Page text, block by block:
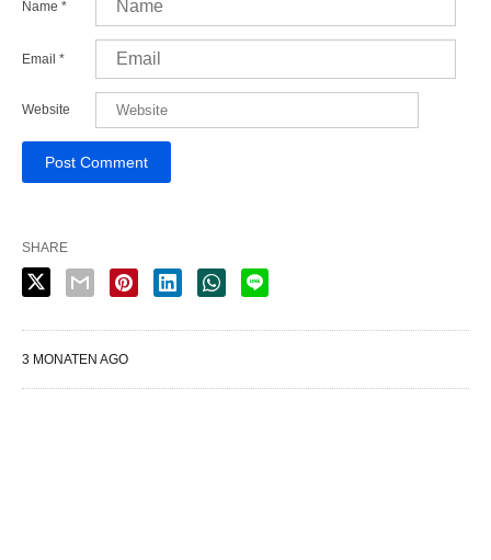
Name *
Email *
Website
SHARE
3 MONATEN AGO